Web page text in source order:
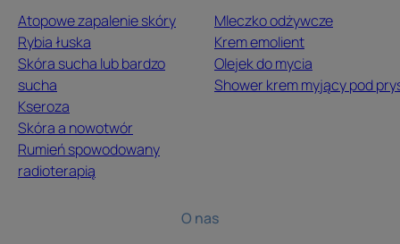
Atopowe zapalenie skóry
Rybia łuska
Skóra sucha lub bardzo
sucha
Kseroza
Skóra a nowotwór
Rumień spowodowany
radioterapią
Mleczko odżywcze
Krem emolient
Olejek do mycia
Shower krem myjący pod
O nas